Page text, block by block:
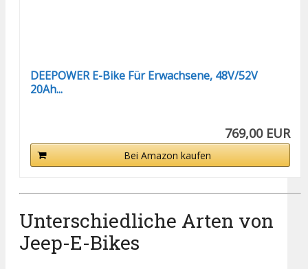
DEEPOWER E-Bike Für Erwachsene, 48V/52V
20Ah...
769,00 EUR
Bei Amazon kaufen
Unterschiedliche Arten von
Jeep-E-Bikes